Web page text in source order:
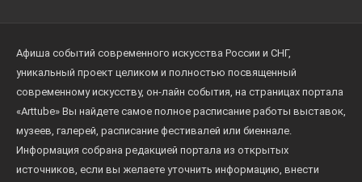
Афиша событий современного искусства России и СНГ,
уникальный проект целиком и полностью посвященный
современному искусству, он-лайн события, на страницах портала
«Arttube» Вы найдете самое полное расписание работы выставок,
музеев, галерей, расписание фестивалей или биеннале.
Информация собрана редакцией портала из открытых
источников, если вы желаете уточнить информацию, внести